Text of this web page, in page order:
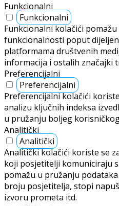
Funkcionalni
Funkcionalni
Funkcionalni kolačići
funkcionalnosti poput
platformama društvenih
informacija i ostalih značajki
Preferencijalni
Preferencijalni
Preferencijalni kolačići
analizu ključnih indeksa
u pružanju boljeg
Analitički
Analitički
Analitički kolačići koriste se
koji posjetitelji komuniciraju
pomažu u pružanju
broju posjetitelja, stopi
izvoru prometa itd.